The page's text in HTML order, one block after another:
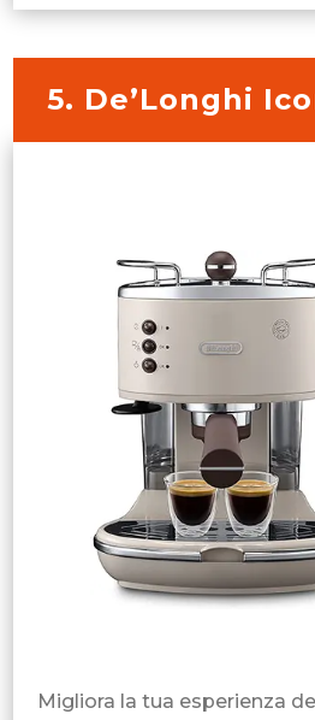
5. De’Longhi
Migliora la tua esperienza